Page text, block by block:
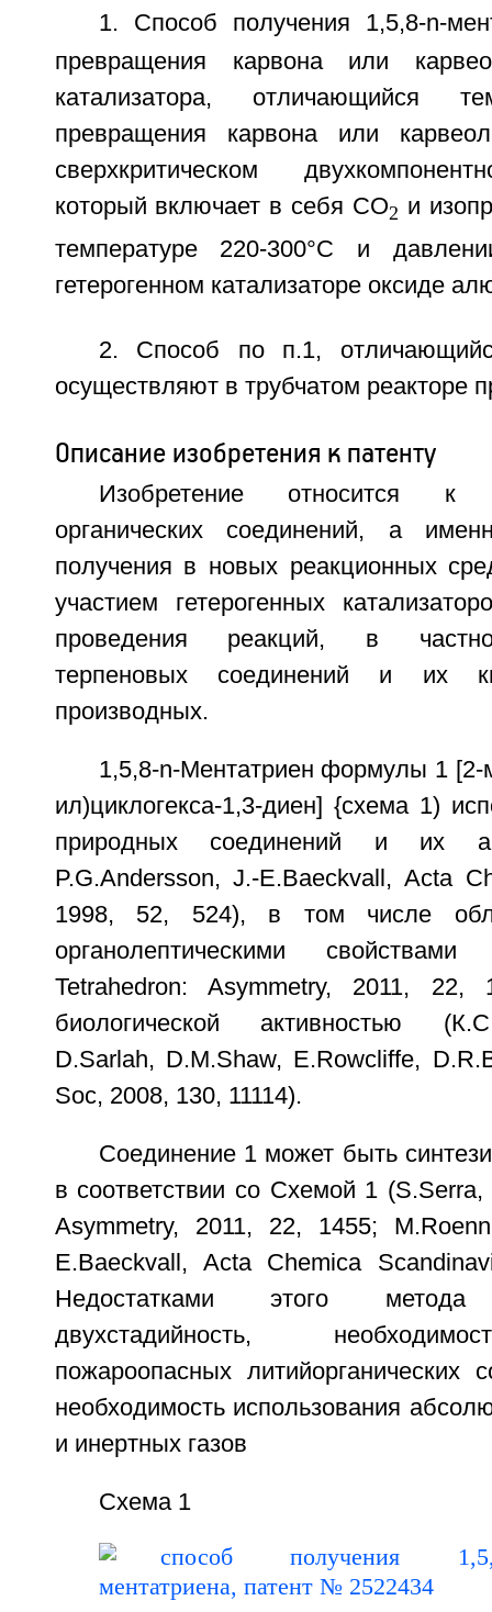
1. Способ получения 1,5,8-n-
превращения карвона или
катализатора, отличающийся
превращения карвона или
сверхкритическом
который включает в себя CO2 и
температуре 220-300°C и
гетерогенном катализаторе оксиде
2. Способ по п.1,
осуществляют в трубчатом реакторе
Описание изобретения к патенту
Изобретение относится к
органических соединений, а
получения в новых реакционных
участием гетерогенных
проведения реакций, в
терпеновых соединений и их
производных.
1,5,8-n-Ментатриен формулы 1 [2-
ил)циклогекса-1,3-диен] {схема 1)
природных соединений и их
P.G.Andersson, J.-E.Baeckvall, Acta
1998, 52, 524), в том числе
органолептическими
Tetrahedron: Asymmetry, 2011, 22,
биологической активностью
D.Sarlah, D.M.Shaw, E.Rowcliffe,
Soc, 2008, 130, 11114).
Соединение 1 может быть
в соответствии со Схемой 1
Asymmetry, 2011, 22, 1455;
E.Baeckvall, Acta Chemica
Недостатками этого
двухстадийность,
пожароопасных литийорганических
необходимость использования
и инертных газов
Схема 1